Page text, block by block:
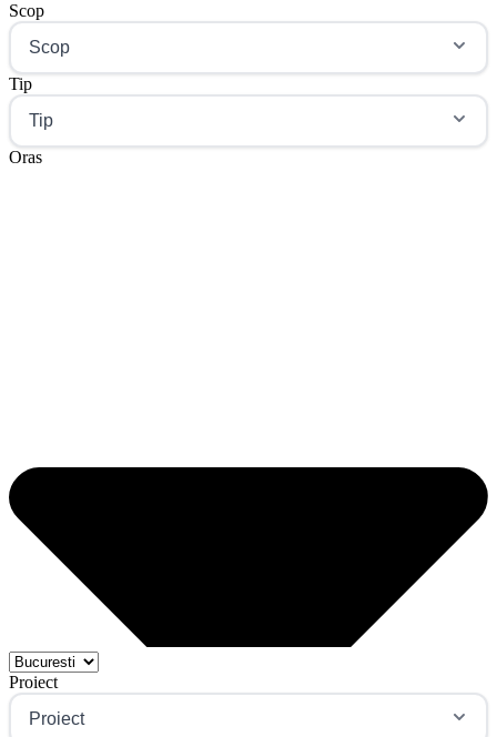
Scop
Scop
Tip
Tip
Oras
Proiect
Proiect